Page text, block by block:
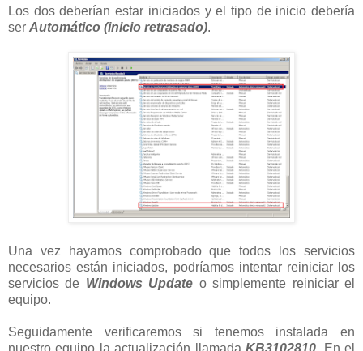
Los dos deberían estar iniciados y el tipo de inicio debería
ser Automático (inicio retrasado).
Una vez hayamos comprobado que todos los servicios
necesarios están iniciados, podríamos intentar reiniciar los
servicios de Windows Update o simplemente reiniciar el
equipo.
Seguidamente verificaremos si tenemos instalada en